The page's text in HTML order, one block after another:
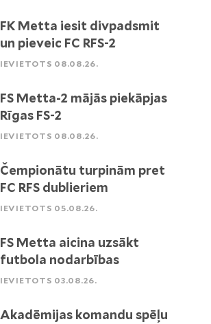
FK Metta iesit divpadsmit
un pieveic FC RFS-2
IEVIETOTS 08.08.26.
FS Metta-2 mājās piekāpjas
Rīgas FS-2
IEVIETOTS 08.08.26.
Čempionātu turpinām pret
FC RFS dublieriem
IEVIETOTS 05.08.26.
FS Metta aicina uzsākt
futbola nodarbības
IEVIETOTS 03.08.26.
Akadēmijas komandu spēļu